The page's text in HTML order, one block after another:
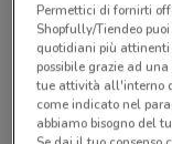
Permettici di fornirti
Shopfully/Tiendeo
quotidiani più attinenti
possibile grazie ad
tue attività all'interno
come indicato nel
abbiamo bisogno del